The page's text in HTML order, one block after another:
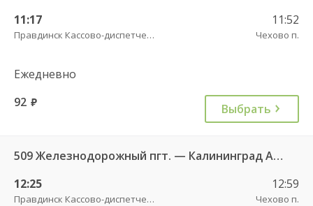
11:17
Правдинск Кассово-диспетчерский пункт
11:52
Чехово п.
Ежедневно
92 руб. Выбрать
509 Железнодорожный пгт. — Калининград АВ ч/з Правдинск КДП
12:25
Правдинск Кассово-диспетчерский пункт
12:59
Чехово п.